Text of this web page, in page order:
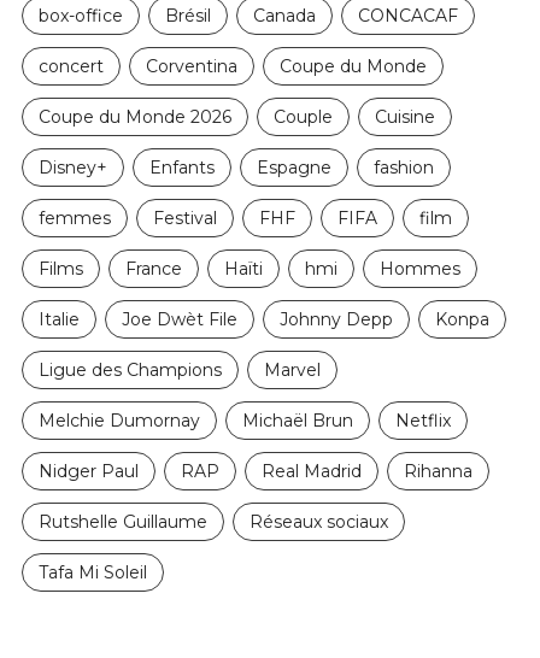
box-office Brésil Canada CONCACAF
concert Corventina Coupe du Monde
Coupe du Monde 2026 Couple Cuisine
Disney+ Enfants Espagne fashion
femmes Festival FHF FIFA film
Films France Haïti hmi Hommes
Italie Joe Dwèt File Johnny Depp Konpa
Ligue des Champions Marvel
Melchie Dumornay Michaël Brun Netflix
Nidger Paul RAP Real Madrid Rihanna
Rutshelle Guillaume Réseaux sociaux
Tafa Mi Soleil